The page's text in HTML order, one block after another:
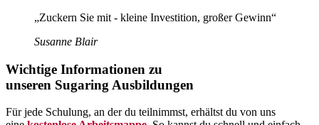
„Zuckern Sie mit - kleine Investition, großer Gewinn“
Susanne Blair
Wichtige Informationen zu
unseren Sugaring Ausbildungen
Für jede Schulung, an der du teilnimmst, erhältst du von uns